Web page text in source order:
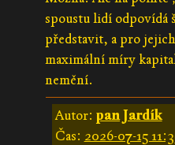
spoustu lidí odpovídá
představit, a pro
maximální míry
nemění.
Autor: pan Jardík
Čas: 2026-07-15